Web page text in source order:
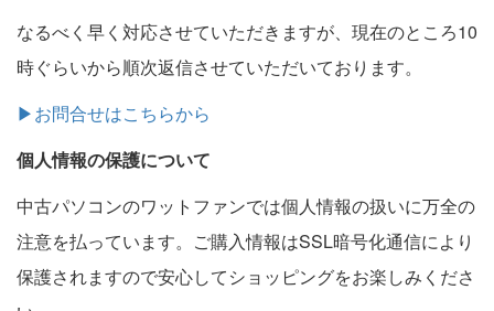
なるべく早く対応させていただきますが、現在のところ10
時ぐらいから順次返信させていただいております。
▶お問合せはこちらから
個人情報の保護について
中古パソコンのワットファンでは個人情報の扱いに万全の
注意を払っています。ご購入情報はSSL暗号化通信により
保護されますので安心してショッピングをお楽しみくださ